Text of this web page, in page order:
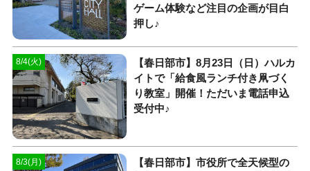
ゲーム体験など注目の企画が目白
押し♪
8/4(火)
【春日部市】8月23日（日）ハルカ
イトで「給食風ランチ付き凧づく
り教室」開催！ただいま電話申込
受付中♪
8/3(月)
【春日部市】市役所で全天候型の